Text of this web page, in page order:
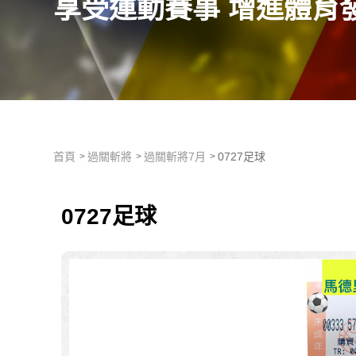
享受運動賽事 增進體育
首頁 過關斬將 過關斬將7月 0727足球
0727足球